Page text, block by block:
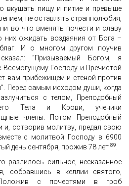
вкушать пищу и питие и превыше
не оставлять страннолюбия,
во что вменять почести и славу
них ожидать воздаяния от Бога –
И о многом другом поучив
“Призываемый Богом, я
Господу и Пречистой
вам прибежищем и стеной против
Перед самым исходом души, когда
с телом, Преподобный
Тела и Крови, ученики
члены. Потом Преподобный
и, сотворив молитву, предал свою
с молитвой Господу в 6900
день сентября, прожив 78 лет 89
разлилось сильное, несказанное
собравшись в келлии святого,
с почестями в гроб